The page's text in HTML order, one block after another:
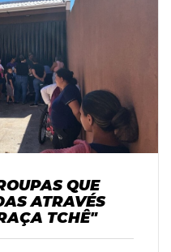
QUE
ATRAVÉS
TCHÊ"